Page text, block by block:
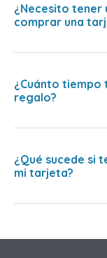
¿Necesito tener
comprar una
¿Cuánto
regalo?
¿Qué sucede si
mi tarjeta?